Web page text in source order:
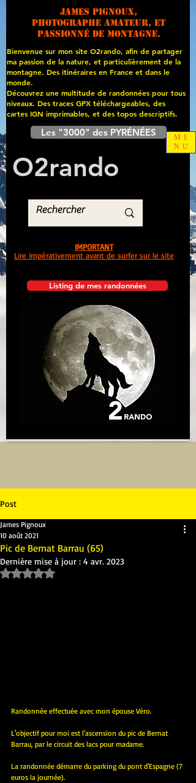
James PIGNOUX,
photographe amateur, et
passionné de montagne.
Bienvenue sur mon site O2rando, afin de partager
ma passion de la nature, et particulièrement de la
montagne. Des itinéraires en France et dans le
monde.
Découvrez une multitude de randonnées pour tous
niveaux. Des traces GPX téléchargeables, des
cartes IGN imprimables, et des topos descriptifs.
Les "3000" des PYRÉNÉES
O2rando
Listing de mes randonnées
IMPORTANT
Lire impérativement avant de surfer sur le site
ME
NU
Post
Pic de Bernat Barrau (65)
James Pignoux
10 août 2021
Dernière mise à jour : 4 avr. 2023
Noté NaN étoiles sur 5.
Randonnée effectuée avec mon épouse Véro.
L'objectif pour moi est l'ascension du pic de Bernat
Barrau, par le circuit des lacs pour madame.
La randonnée démarre du parking du pont d'Espagne (7
euros la journée).